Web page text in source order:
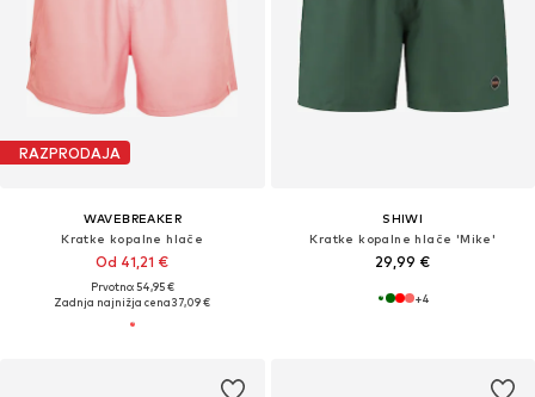
RAZPRODAJA
WAVEBREAKER
Kratke kopalne hlače
Od 41,21 €
Prvotno: 54,95 €
Zadnja najnižja cena37,09 €
SHIWI
Kratke kopalne hlače 'Mike'
29,99 €
+4